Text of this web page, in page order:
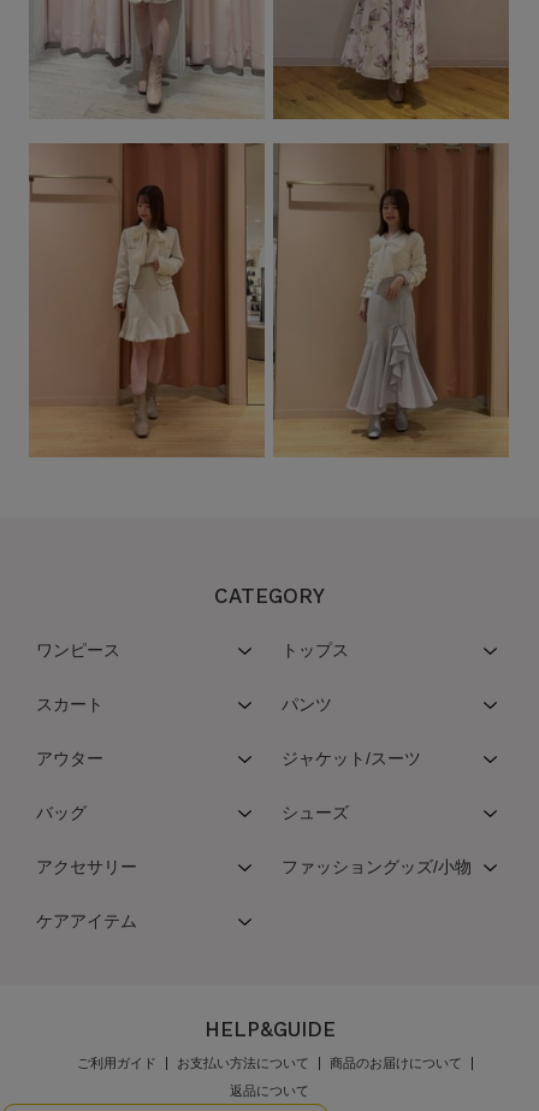
CATEGORY
ワンピース トップス
スカート パンツ
アウター ジャケット/スーツ
バッグ シューズ
アクセサリー ファッショングッズ/小物
ケアアイテム
HELP&GUIDE
ご利用ガイド お支払い方法について
商品のお届けについて
返品について